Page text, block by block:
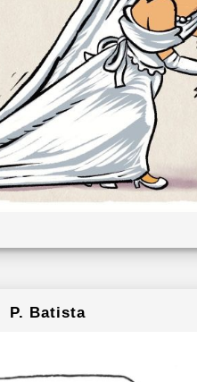
P. Batista